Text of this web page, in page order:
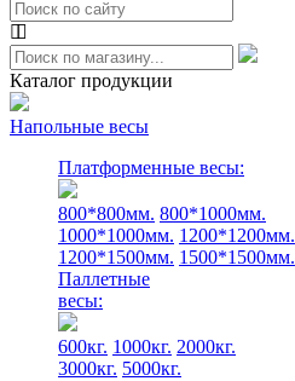
Каталог продукции
Напольные весы
Платформенные весы:
800*800мм. 800*1000мм.
1000*1000мм. 1200*1200мм.
1200*1500мм. 1500*1500мм.
Паллетные
весы:
600кг. 1000кг. 2000кг.
3000кг. 5000кг.